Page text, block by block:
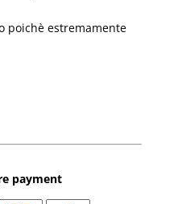
poichè estremamente
payment